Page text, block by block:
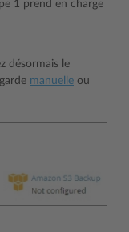
1 prend en charge
désormais le
manuelle ou